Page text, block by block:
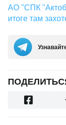
АО "СПК
итоге там